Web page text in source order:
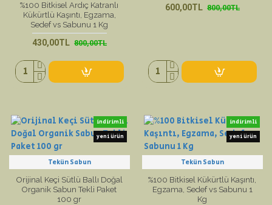
%100 Bitkisel Ardıç Katranlı
Kükürtlü Kaşıntı, Egzama,
Sedef vs Sabunu 1 Kg
430,00TL 800,00TL
600,00TL 800,00TL
indirimli
yeni ürün
Tekün Sabun
Orijinal Keçi Sütlü Ballı Doğal
Organik Sabun Tekli Paket
100 gr
indirimli
yeni ürün
Tekün Sabun
%100 Bitkisel Kükürtlü Kaşıntı,
Egzama, Sedef vs Sabunu 1
Kg